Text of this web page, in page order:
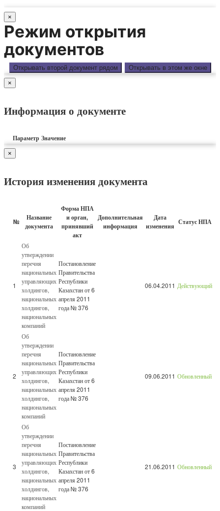
×
Режим открытия
документов
Открывать второй документ рядом Открывать в этом же окне
×
Информация о документе
Параметр Значение
×
История изменения документа
№
Название
документа
Форма НПА
и орган,
принявший
акт
Дополнительная
информация
Дата
изменения Статус НПА
1
Об
утверждении
перечня
национальных
управляющих
холдингов,
национальных
холдингов,
национальных
компаний
Постановление
Правительства
Республики
Казахстан от 6
апреля 2011
года № 376
06.04.2011 Действующий
2
Об
утверждении
перечня
национальных
управляющих
холдингов,
национальных
холдингов,
национальных
компаний
Постановление
Правительства
Республики
Казахстан от 6
апреля 2011
года № 376
09.06.2011 Обновленный
3
Об
утверждении
перечня
национальных
управляющих
холдингов,
национальных
холдингов,
национальных
компаний
Постановление
Правительства
Республики
Казахстан от 6
апреля 2011
года № 376
21.06.2011 Обновленный